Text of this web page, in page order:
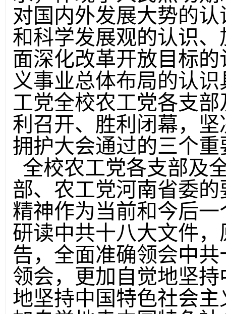
对国内外发展大势的
和科学发展观的认识
面深化改革开放目标
义事业总体布局的认
工党全校农工党各支
利召开、胜利闭幕，
拥护大会通过的三个重
全校农工党各支部及
部、农工党河南省委
精神作为当前和今后
研读中共十八大文件
告，全面准确领会中
领会，更加自觉地坚
地坚持中国特色社会